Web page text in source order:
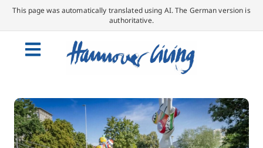
This page was automatically translated using AI. The German version is
authoritative.